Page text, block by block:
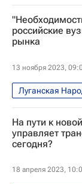
российские
рынка
13 ноября 2023,
Луганская
Общество
Про
Саратов
На пути к
управляет
сегодня?
18 апреля 2023,